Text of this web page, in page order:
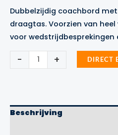
was:
€49.99.
is:
€44.99.
Dubbelzijdig coachbord
draagtas. Voorzien van
voor
-
Coachbord
voetbal
45x30
+ DIRECT
Beschrijving